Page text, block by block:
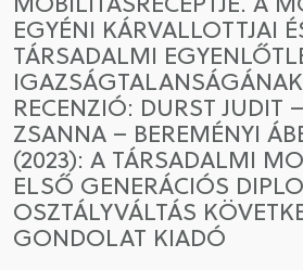
CSATLAKOZÁS A TÁRSASÁGHOZ /
TAGSÁGOMAT
MOBILITÁSRECEPTJE. A
EGYÉNI KÁRVALLOTTJAI
TÁRSADALMI
RECENZIÓ: DURST JUDIT
ZSANNA – BEREMÉNYI
(2023): A TÁRSADALMI
ELSŐ GENERÁCIÓS
OSZTÁLYVÁLTÁS
GONDOLAT KIADÓ